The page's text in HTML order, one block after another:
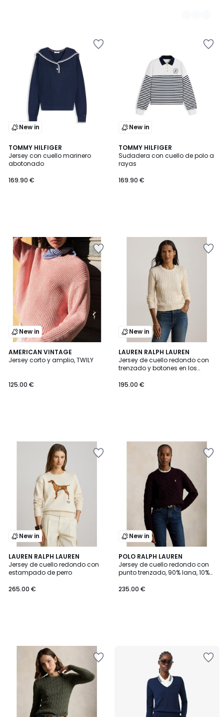
New in
TOMMY HILFIGER
Jersey con cuello marinero
abotonado
169.90 €
New in
TOMMY HILFIGER
Sudadera con cuello de polo a
rayas
169.90 €
New in
AMERICAN VINTAGE
Jersey corto y amplio, TWILY
125.00 €
New in
LAUREN RALPH LAUREN
Jersey de cuello redondo con
trenzado y botones en los
195.00 €
New in
LAUREN RALPH LAUREN
Jersey de cuello redondo con
estampado de perro
265.00 €
New in
POLO RALPH LAUREN
Jersey de cuello redondo con
punto trenzado, 90% lana, 10%
235.00 €